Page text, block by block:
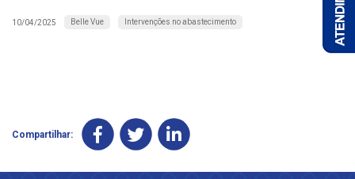
10/04/2025 Belle Vue Intervenções no abastecimento
Compartilhar: